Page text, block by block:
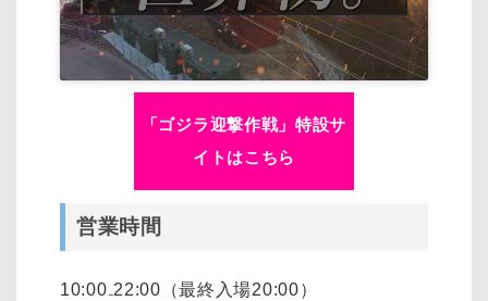
「ゴジラ迎撃作戦」特設サ
イトはこちら
営業時間
10:00₋22:00（最終入場20:00）